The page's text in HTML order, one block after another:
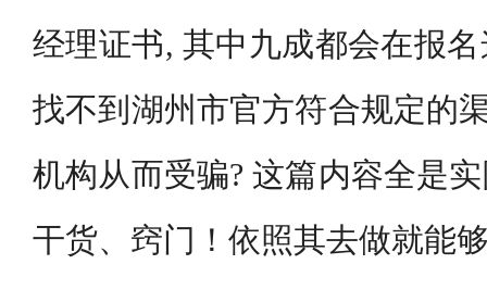
经理证书, 其中九成都会在报
找不到湖州市官方符合规定的
机构从而受骗? 这篇内容全是
干货、窍门！依照其去做就能